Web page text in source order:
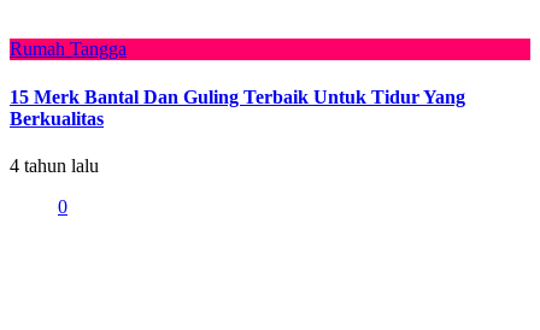
Rumah Tangga
15 Merk Bantal Dan Guling Terbaik Untuk Tidur Yang
Berkualitas
4 tahun lalu
0